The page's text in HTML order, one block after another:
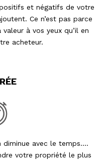
et négatifs de votre
Ce n’est pas parce
à vos yeux qu’il en
acheteur.
diminue avec le temps....
votre propriété le plus